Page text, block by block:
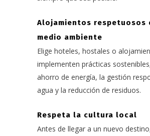
Alojamientos respetuosos
medio ambiente
Elige hoteles, hostales o
implementen prácticas
ahorro de energía, la gestión
agua y la reducción de residuos.
Respeta la cultura local
Antes de llegar a un nuevo